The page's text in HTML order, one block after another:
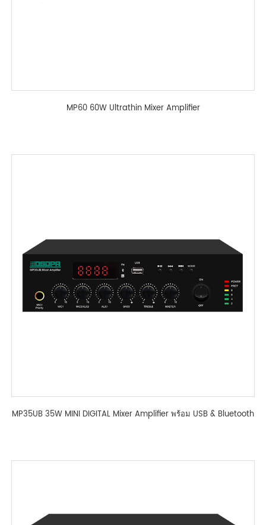
MP60 60W Ultrathin Mixer Amplifier
MP35UB 35W MINI DIGITAL Mixer Amplifier พร้อม USB & Bluetooth